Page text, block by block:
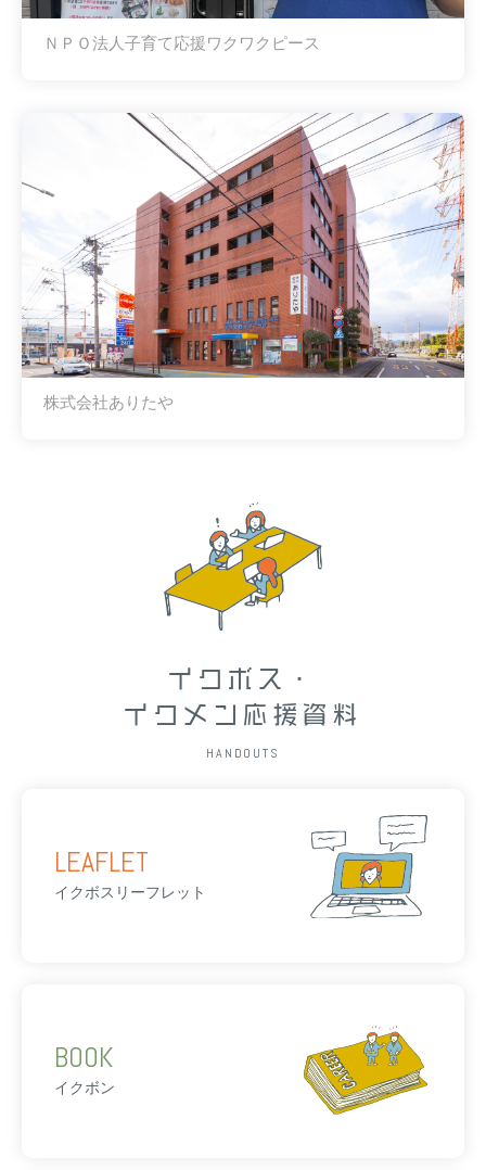
ＮＰＯ法人子育て応援ワクワクピース
株式会社ありたや
イクボス・
イクメン応援資料
HANDOUTS
LEAFLET
イクボスリーフレット
BOOK
イクボン